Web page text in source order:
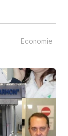
Economie